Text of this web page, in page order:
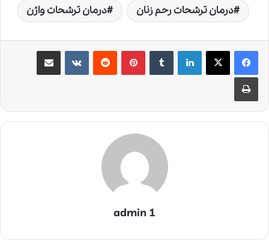
درمان ترشحات رحم زنان
درمان ترشحات واژن
لینکدین ‫تامبلر ‫پین‌ترست‫رددیت ‫VKontakteاشتراک گذاری از طریق ایمیل
چاپ
admin 1